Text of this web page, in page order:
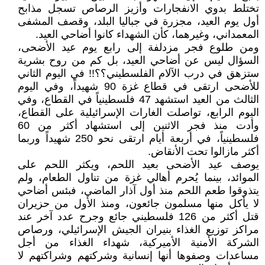
تختلط بدوي الانفجارات وأزيز الرصاص تسجل مذابح
أول يوم العيد، مجزرة في جباليا البلد، وقصف المشفى
المعمداني، وغيرهما، كأن الشهداء كانوا أضاحي العيد.
ومن طلوع فجر مزدلفة إلى رابع يوم عيد الأضحى،
السؤال ليس عن أضاحي العيد، بل كم من روح بشرية
ستزهق في درب الآلام الفلسطيني؟؟!! في اليوم الثاني
للأضحى ارتقى في قطاع غزة 90 شهيداً، وفي اليوم
الثالث من العيد استشهد 47 فلسطينياً في القطاع، وفي
اليوم الرابع، تواصلت الغارات الإسرائيلية على القطاع،
وأدت منذ فجر الاثنين إلى استشهاد أكثر من 60
فلسطينياً، في أربعة أيام ارتقى نحو 250 شهيداً وربما
أكثر مازالوا تحت الأنقاض.
يوصف عيد الأضحى بعيد اللحم، ويكثر اللحم على
الموائد، بينما يُحرم أهالي غزة من تناول الطعام، ولم
يتذوقوا طعم اللحم منذ أول آذار الماضي، فبئس أضاحي
لا يأكل منها مسلمون جائعون، ومنذ الأول من حزيران
قتل أكثر من 126 فلسطيني جائع وجرح عدد آخر عند
مراكز توزيع الغذاء بنيران الجيش الإسرائيلي، ورصاص
الشركة الأمنية الأميركية، شهداء الغذاء من أجل
مساعدات وصفوها أنها إنسانية وشركتهم وشراكتهم لا